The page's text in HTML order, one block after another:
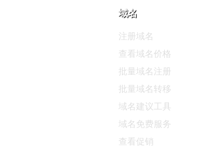
域名
注册域名
查看域名价格
批量域名注册
批量域名转移
域名建议工具
域名免费服务
查看促销